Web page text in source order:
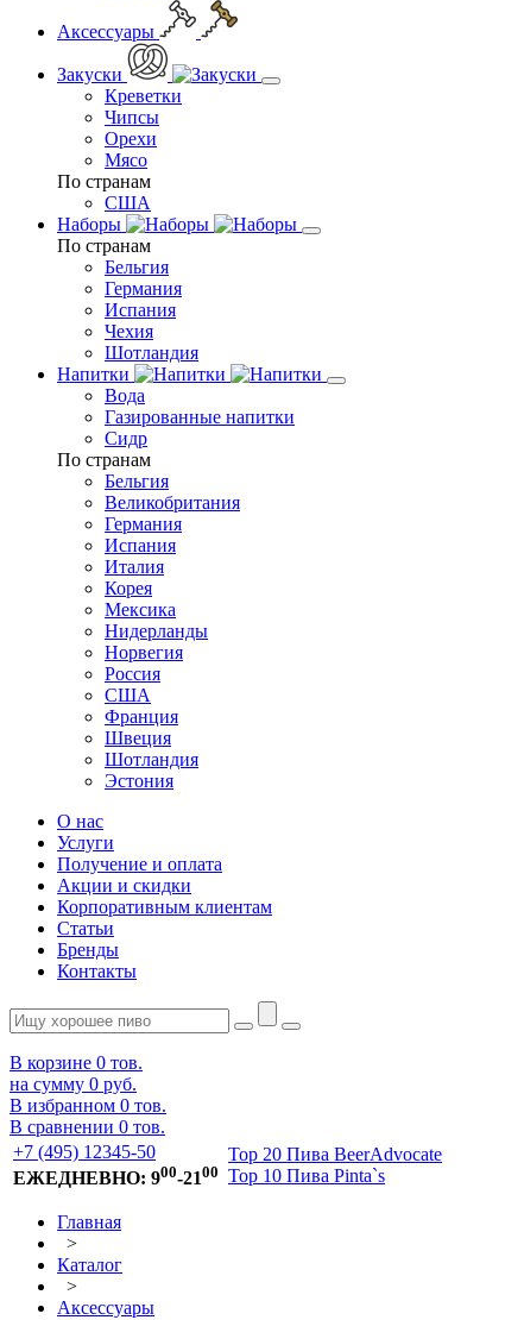
Аксессуары
Закуски
Креветки
Чипсы
Орехи
Мясо
По странам
США
Наборы
По странам
Бельгия
Германия
Испания
Чехия
Шотландия
Напитки
Вода
Газированные напитки
Сидр
По странам
Бельгия
Великобритания
Германия
Испания
Италия
Корея
Мексика
Нидерланды
Норвегия
Россия
США
Франция
Швеция
Шотландия
Эстония
О нас
Услуги
Получение и оплата
Акции и скидки
Корпоративным клиентам
Статьи
Бренды
Контакты
В корзине 0 тов.
на сумму 0 руб.
В избранном 0 тов.
В сравнении 0 тов.
+7 (495) 12345-50
ЕЖЕДНЕВНО: 900-2100
Top 20 Пива BeerAdvocate
Top 10 Пива Pinta`s
Главная
>
Каталог
>
Аксессуары